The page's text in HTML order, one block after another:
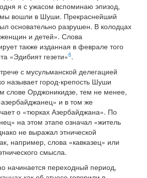
я с ужасом вспоминаю эпизод,
мы вошли в Шуши. Прекраснейший
основательно разрушен. В колодцах
и детей». Слова
также изданная в феврале того
«Эдибият гезети»8.
с мусульманской делегацией
называет город-крепость Шуши
слове Орджоникидзе, тем не менее,
и в том же
о «тюрках Азербайджана». По
на этом этапе означал «житель
не выражал этнической
например, слова «кавказец» или
смысла.
начинается переходный период,